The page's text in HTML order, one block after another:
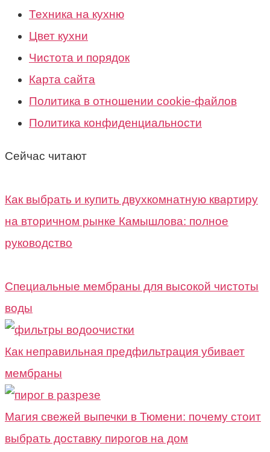
Техника на кухню
Цвет кухни
Чистота и порядок
Карта сайта
Политика в отношении cookie-файлов
Политика конфиденциальности
Сейчас читают
Как выбрать и купить двухкомнатную квартиру
на вторичном рынке Камышлова: полное
руководство
Специальные мембраны для высокой чистоты
воды
Как неправильная предфильтрация убивает
мембраны
Магия свежей выпечки в Тюмени: почему стоит
выбрать доставку пирогов на дом